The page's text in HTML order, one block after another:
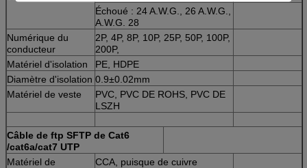
Échoué : 24 A.W.G., 26 A.W.G.,
A.W.G. 28
Numérique du
conducteur
2P, 4P, 8P, 10P, 25P, 50P, 100P,
200P,
Matériel d'isolation
PE, HDPE
Diamètre d'isolation 0.9±0.02mm
Matériel de veste
PVC, PVC DE ROHS, PVC DE
LSZH
Câble de ftp SFTP de Cat6
/cat6a/cat7 UTP
Matériel de
CCA, puisque de cuivre